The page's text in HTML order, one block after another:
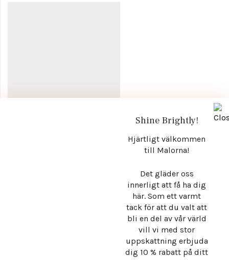
Hantera samtycke
Stråla med självklar elegans. Malorna – där exklusiva detaljer,
mjuka former och tidlös estetik möts i smycken som inte bara
Shine Brightly!
Hjärtligt välkommen
till Malorna!
Det gläder oss
innerligt att få ha dig
här. Som ett varmt
tack för att du valt att
bli en del av vår värld
vill vi med stor
uppskattning erbjuda
dig 10 % rabatt på ditt